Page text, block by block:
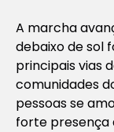
A marcha
debaixo de sol
principais vias
comunidades
pessoas se
forte presença